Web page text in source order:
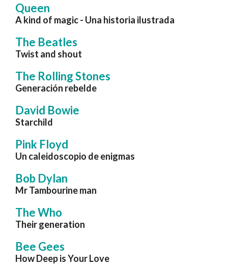
Queen
A kind of magic - Una historia ilustrada
The Beatles
Twist and shout
The Rolling Stones
Generación rebelde
David Bowie
Starchild
Pink Floyd
Un caleidoscopio de enigmas
Bob Dylan
Mr Tambourine man
The Who
Their generation
Bee Gees
How Deep is Your Love